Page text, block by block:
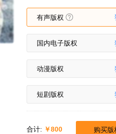
有声版权
国内电子版权
动漫版权
短剧版权
合计: 800 购买版